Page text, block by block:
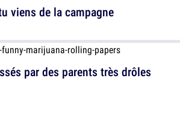
par des parents très drôles
viens de la campagne